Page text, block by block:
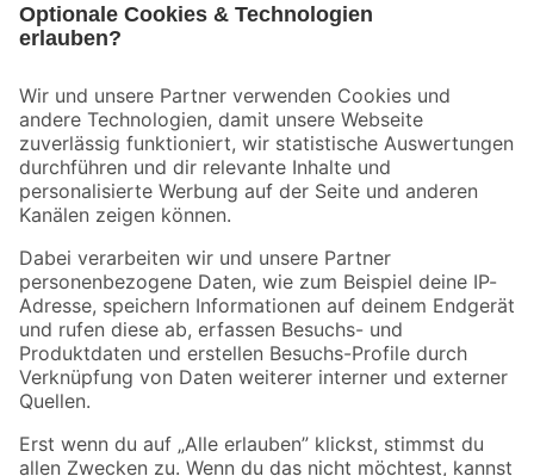
Der toom Newsletter: Keine Angebote und Aktionen mehr verpassen!
Zur Newsletter Anmeldung
Folge uns
Zahlungsarten Versandarten
Sicher einkaufen